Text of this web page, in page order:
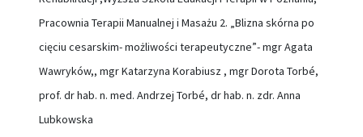
Pracownia Terapii Manualnej i Masażu 2. „Blizna skórna po
cięciu cesarskim- możliwości terapeutyczne”- mgr Agata
Wawryków,, mgr Katarzyna Korabiusz , mgr Dorota Torbé,
prof. dr hab. n. med. Andrzej Torbé, dr hab. n. zdr. Anna
Lubkowska